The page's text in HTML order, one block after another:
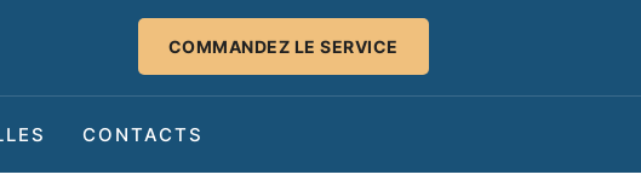
COMMANDEZ LE SERVICE
CONTACTS